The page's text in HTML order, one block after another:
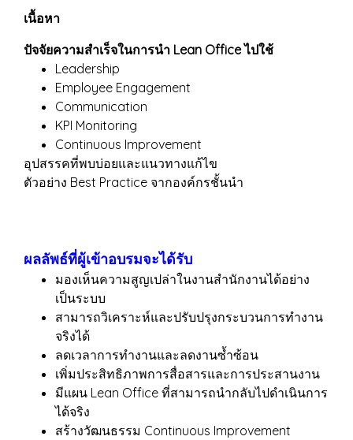
เนื้อหา
ปัจจัยความสำเร็จในการนำ Lean Office ไปใช้
Leadership
Employee Engagement
Communication
KPI Monitoring
Continuous Improvement
อุปสรรคที่พบบ่อยและแนวทางแก้ไข
ตัวอย่าง Best Practice จากองค์กรชั้นนำ
ผลลัพธ์ที่ผู้เข้าอบรมจะได้รับ
มองเห็นความสูญเปล่าในงานสำนักงานได้อย่าง
เป็นระบบ
สามารถวิเคราะห์และปรับปรุงกระบวนการทำงาน
จริงได้
ลดเวลาการทำงานและลดงานซ้ำซ้อน
เพิ่มประสิทธิภาพการสื่อสารและการประสานงาน
มีแผน Lean Office ที่สามารถนำกลับไปดำเนินการ
ได้จริง
สร้างวัฒนธรรม Continuous Improvement